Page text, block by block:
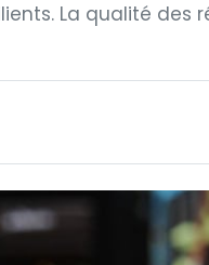
La qualité des